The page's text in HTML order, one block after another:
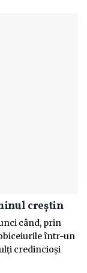
creștin
când, prin
într-un
credincioși